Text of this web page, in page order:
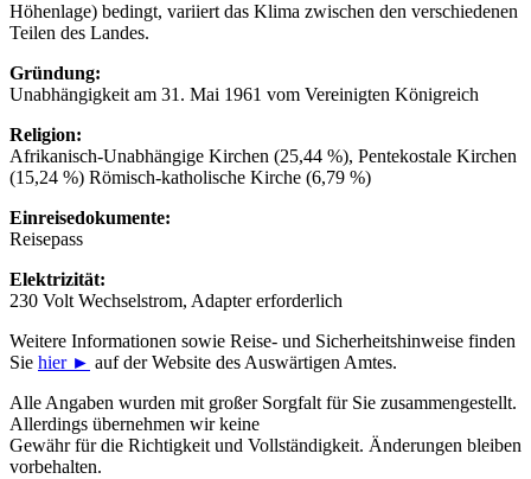
Höhenlage) bedingt, variiert das Klima zwischen den verschiedenen
Teilen des Landes.
Gründung:
Unabhängigkeit am 31. Mai 1961 vom Vereinigten Königreich
Religion:
Afrikanisch-Unabhängige Kirchen (25,44 %), Pentekostale Kirchen
(15,24 %) Römisch-katholische Kirche (6,79 %)
Einreisedokumente:
Reisepass
Elektrizität:
230 Volt Wechselstrom, Adapter erforderlich
Weitere Informationen sowie Reise- und Sicherheitshinweise finden
Sie hier ► auf der Website des Auswärtigen Amtes.
Alle Angaben wurden mit großer Sorgfalt für Sie zusammengestellt.
Allerdings übernehmen wir keine
Gewähr für die Richtigkeit und Vollständigkeit. Änderungen bleiben
vorbehalten.